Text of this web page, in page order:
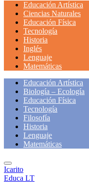
Educación Artística
Ciencias Naturales
Educación Física
Tecnología
Historia
Inglés
Lenguaje
Matemáticas
Educación Artística
Biología – Ecología
Educación Física
Tecnología
Filosofía
Historia
Lenguaje
Matemáticas
Icarito
Educa LT